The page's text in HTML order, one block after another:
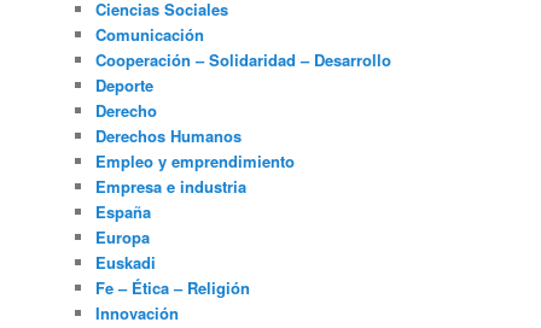
Ciencias Sociales
Comunicación
Cooperación – Solidaridad – Desarrollo
Deporte
Derecho
Derechos Humanos
Empleo y emprendimiento
Empresa e industria
España
Europa
Euskadi
Fe – Ética – Religión
Innovación